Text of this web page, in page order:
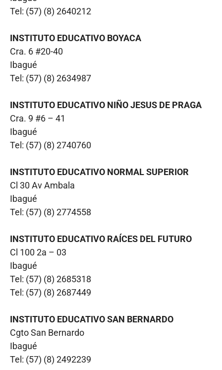
Tel: (57) (8) 2640212
INSTITUTO EDUCATIVO BOYACA
Cra. 6 #20-40
Ibagué
Tel: (57) (8) 2634987
INSTITUTO EDUCATIVO NIÑO JESUS DE PRAGA
Cra. 9 #6 – 41
Ibagué
Tel: (57) (8) 2740760
INSTITUTO EDUCATIVO NORMAL SUPERIOR
Cl 30 Av Ambala
Ibagué
Tel: (57) (8) 2774558
INSTITUTO EDUCATIVO RAÍCES DEL FUTURO
Cl 100 2a – 03
Ibagué
Tel: (57) (8) 2685318
Tel: (57) (8) 2687449
INSTITUTO EDUCATIVO SAN BERNARDO
Cgto San Bernardo
Ibagué
Tel: (57) (8) 2492239